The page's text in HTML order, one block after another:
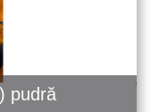
pudră